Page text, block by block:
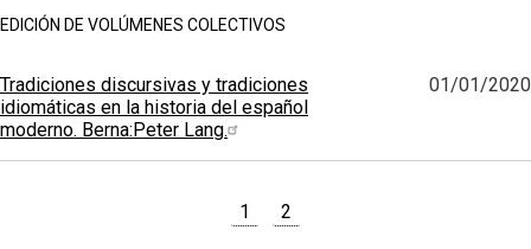
EDICIÓN DE VOLÚMENES COLECTIVOS
Tradiciones discursivas y tradiciones
idiomáticas en la historia del español
moderno. Berna:Peter Lang.
01/01/2020
Página
1 Page
2